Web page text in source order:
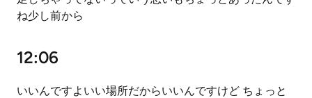
ね少し前から
12:06
いいんですよいい場所だからいいんですけど ちょっと